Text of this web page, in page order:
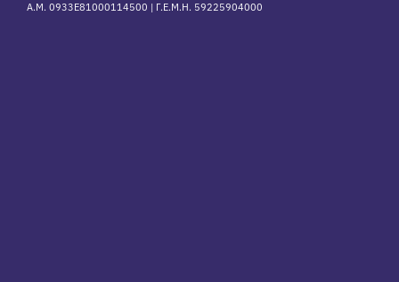
Α.Μ. 0933Ε81000114500 | Γ.Ε.Μ.Η. 59225904000